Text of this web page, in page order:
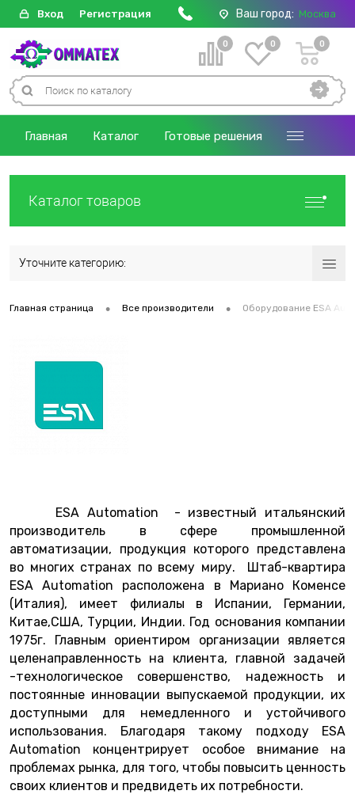
Вход Регистрация Ваш город: Москва
0 0 0
Главная Каталог Готовые решения
Каталог товаров
Уточните категорию:
Главная страница • Все производители • Оборудование ESA
ESA Automation - известный итальянский
производитель в сфере промышленной
автоматизации, продукция которого представлена
во многих странах по всему миру. Штаб-квартира
ESA Automation расположена в Мариано Коменсе
(Италия), имеет филиалы в Испании, Германии,
Китае,США, Турции, Индии. Год основания компании
1975г. Главным ориентиром организации является
целенаправленность на клиента, главной задачей
-технологическое совершенство, надежность и
постоянные инновации выпускаемой продукции, их
доступными для немедленного и устойчивого
использования. Благодаря такому подходу ESA
Automation концентрирует особое внимание на
проблемах рынка, для того, чтобы повысить ценность
своих клиентов и предвидеть их потребности.